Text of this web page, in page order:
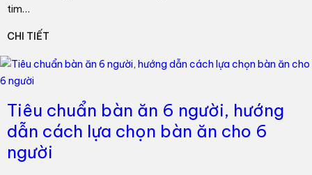
tim…
CHI TIẾT
Tiêu chuẩn bàn ăn 6 người, hướng
dẫn cách lựa chọn bàn ăn cho 6
người